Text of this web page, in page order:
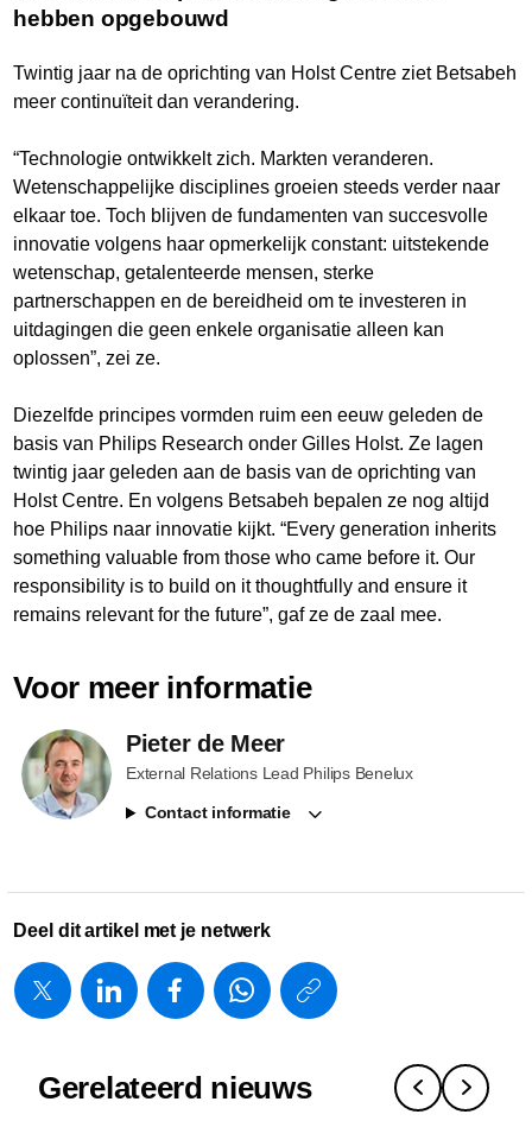
hebben opgebouwd
Twintig jaar na de oprichting van Holst Centre ziet Betsabeh
meer continuïteit dan verandering.
“Technologie ontwikkelt zich. Markten veranderen.
Wetenschappelijke disciplines groeien steeds verder naar
elkaar toe. Toch blijven de fundamenten van succesvolle
innovatie volgens haar opmerkelijk constant: uitstekende
wetenschap, getalenteerde mensen, sterke
partnerschappen en de bereidheid om te investeren in
uitdagingen die geen enkele organisatie alleen kan
oplossen”, zei ze.
Diezelfde principes vormden ruim een eeuw geleden de
basis van Philips Research onder Gilles Holst. Ze lagen
twintig jaar geleden aan de basis van de oprichting van
Holst Centre. En volgens Betsabeh bepalen ze nog altijd
hoe Philips naar innovatie kijkt. “Every generation inherits
something valuable from those who came before it. Our
responsibility is to build on it thoughtfully and ensure it
remains relevant for the future”, gaf ze de zaal mee.
Voor meer informatie
Pieter de Meer
External Relations Lead Philips Benelux
Contact informatie
Deel dit artikel met je netwerk
https://
naar-
Gerelateerd nieuws